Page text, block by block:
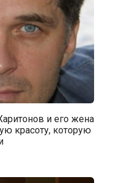
и его жена
красоту, которую